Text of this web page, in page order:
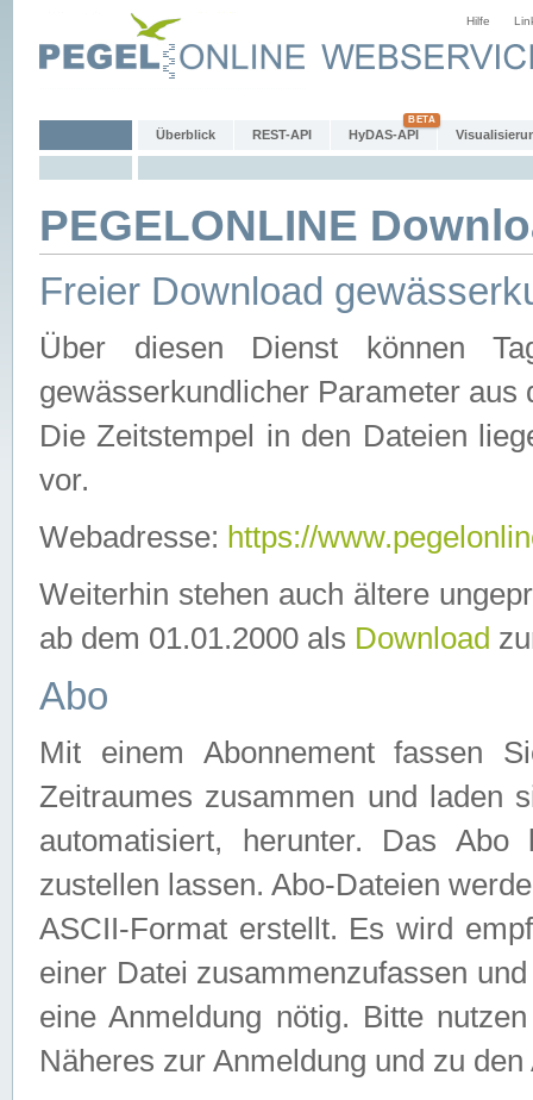
Hilfe
Überblick REST-API HyDAS-API
PEGELONLINE
Freier Download
Über diesen Dienst können
gewässerkundlicher Parameter aus
Die Zeitstempel in den Dateien
vor.
Webadresse: https://
Weiterhin stehen auch ältere
ab dem 01.01.2000 als Download
Abo
Mit einem Abonnement fassen
Zeitraumes zusammen und laden
automatisiert, herunter. Das
zustellen lassen. Abo-Dateien
ASCII-Format erstellt. Es wird
einer Datei zusammenzufassen
eine Anmeldung nötig. Bitte
Näheres zur Anmeldung und zu